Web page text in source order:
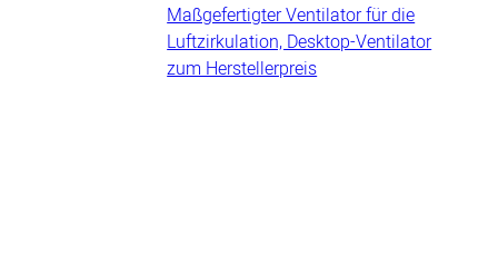
Maßgefertigter Ventilator für die
Luftzirkulation, Desktop-Ventilator
zum Herstellerpreis